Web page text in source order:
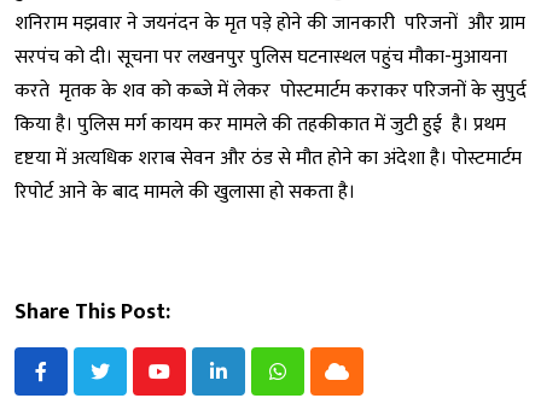
शनिराम मझवार ने जयनंदन के मृत पड़े होने की जानकारी परिजनों और ग्राम
सरपंच को दी। सूचना पर लखनपुर पुलिस घटनास्थल पहुंच मौका-मुआयना
करते मृतक के शव को कब्जे में लेकर पोस्टमार्टम कराकर परिजनों के सुपुर्द
किया है। पुलिस मर्ग कायम कर मामले की तहकीकात में जुटी हुई है। प्रथम
दृष्टया में अत्यधिक शराब सेवन और ठंड से मौत होने का अंदेशा है। पोस्टमार्टम
रिपोर्ट आने के बाद मामले की खुलासा हो सकता है।
Share This Post:
YoutubeLinkedInWhatsappCloud